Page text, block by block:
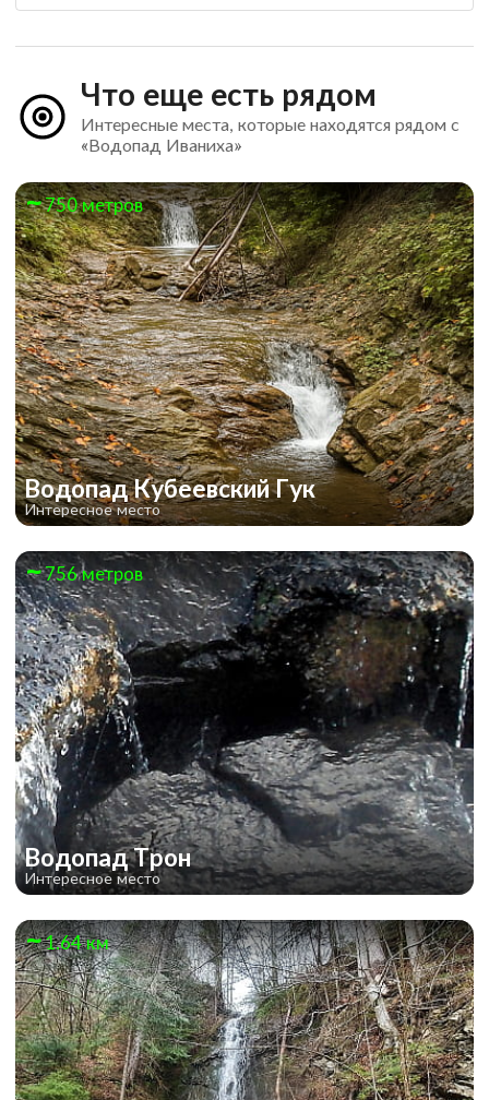
Что еще есть рядом
Интересные места, которые находятся рядом с
«Водопад Иваниха»
750 метров
Водопад Кубеевский Гук
Интересное место
756 метров
Водопад Трон
Интересное место
1.64 км